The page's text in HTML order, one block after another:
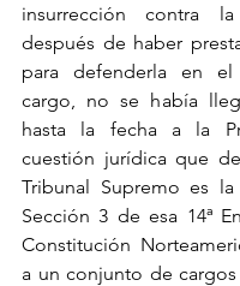
insurrección contra la
después de haber
para defenderla en
cargo, no se había
hasta la fecha a la
cuestión jurídica que
Tribunal Supremo es
Sección 3 de esa 14ª
Constitución
a un conjunto de